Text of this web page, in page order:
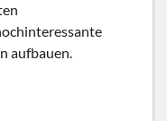
aufbauen.